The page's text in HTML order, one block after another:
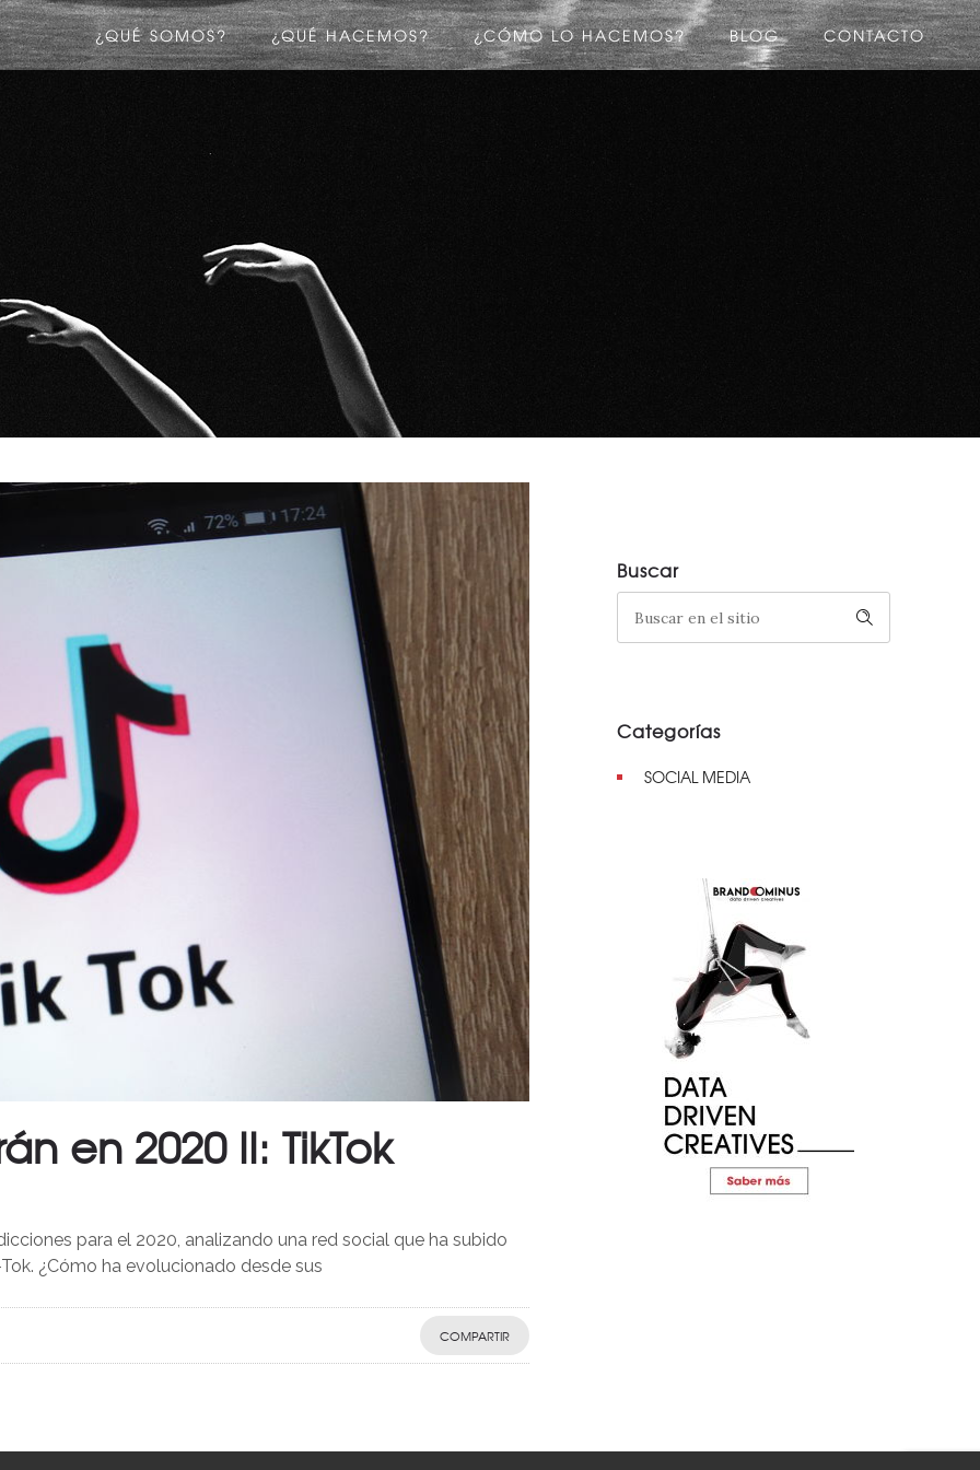
¿QUÉ SOMOS? ¿QUÉ HACEMOS? ¿CÓMO LO HACEMOS? BLOG CONTACTO
en 2020 II: TikTok
para el 2020, analizando una red social que ha subido
¿Cómo ha evolucionado desde sus
COMPARTIR
Buscar
Categorías
SOCIAL MEDIA